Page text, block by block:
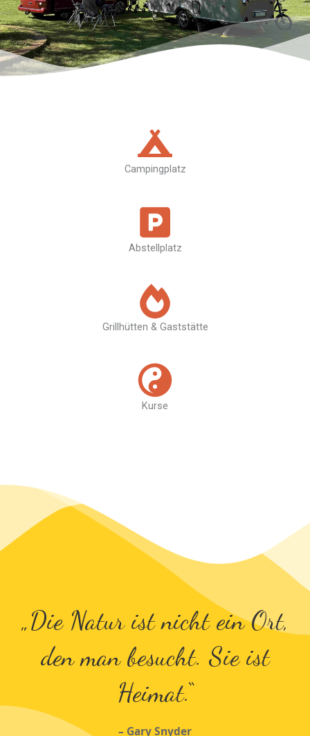
Campingplatz
Abstellplatz
Grillhütten & Gaststätte
Kurse
„Die Natur ist nicht ein Ort,
den man besucht. Sie ist
Heimat.“
– Gary Snyder